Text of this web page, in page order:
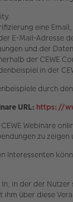
eine
E-Mail-Adresse
und der
der CEWE
in der
durch
URL: https://
Webinare
zu
Interessenten
in der der
über diese